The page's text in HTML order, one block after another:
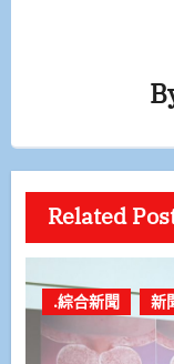
Related
.綜合新聞 新